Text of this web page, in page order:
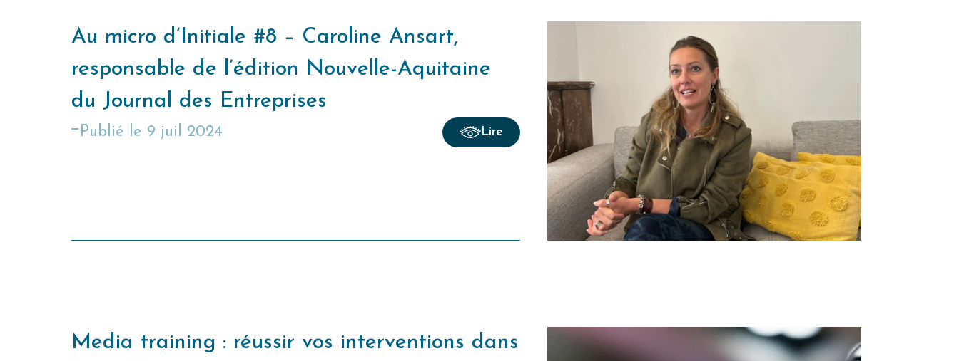
Au micro d’Initiale #8 – Caroline Ansart,
responsable de l’édition Nouvelle-Aquitaine
du Journal des Entreprises
publié le 9 juil 2024 Lire
Media training : réussir vos interventions dans